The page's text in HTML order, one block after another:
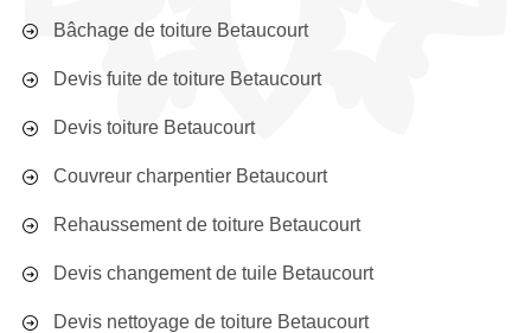
Bâchage de toiture Betaucourt
Devis fuite de toiture Betaucourt
Devis toiture Betaucourt
Couvreur charpentier Betaucourt
Rehaussement de toiture Betaucourt
Devis changement de tuile Betaucourt
Devis nettoyage de toiture Betaucourt